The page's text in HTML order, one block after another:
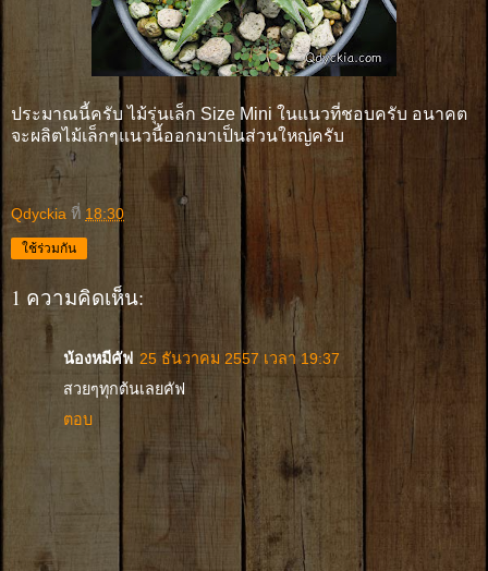
ประมาณนี้ครับ ไม้รุ่นเล็ก Size Mini ในแนวที่ชอบครับ อนาคต
จะผลิตไม้เล็กๆแนวนี้ออกมาเป็นส่วนใหญ่ครับ
Qdyckia ที่ 18:30
ใช้ร่วมกัน
1 ความคิดเห็น:
น้องหมีคัฟ 25 ธันวาคม 2557 เวลา 19:37
สวยๆทุกต้นเลยคัฟ
ตอบ